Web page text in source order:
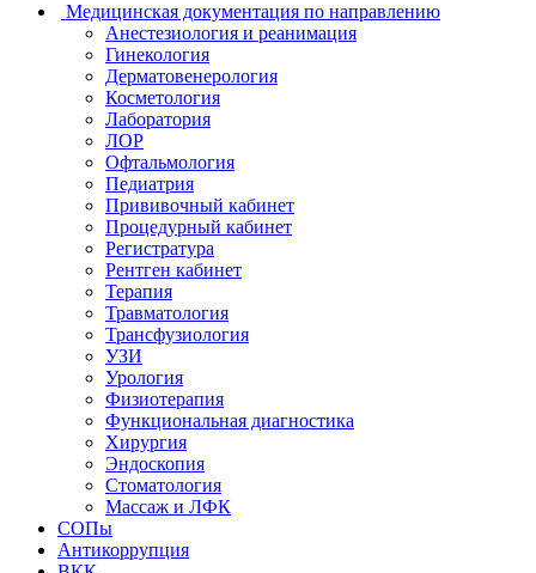
Медицинская документация по направлению
Анестезиология и реанимация
Гинекология
Дерматовенерология
Косметология
Лаборатория
ЛОР
Офтальмология
Педиатрия
Прививочный кабинет
Процедурный кабинет
Регистратура
Рентген кабинет
Терапия
Травматология
Трансфузиология
УЗИ
Урология
Физиотерапия
Функциональная диагностика
Хирургия
Эндоскопия
Стоматология
Массаж и ЛФК
СОПы
Антикоррупция